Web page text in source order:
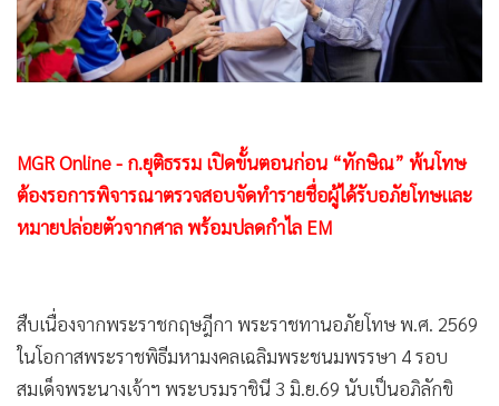
• MGR Live
• Infographic
• การเมือง
• กีฬา
• ต่างประเทศ
• Special Scoop
• ชุมชน-คุณภาพชีวิต
• อาชญากรรม
• Motoring
MGR Online - ก.ยุติธรรม เปิดขั้นตอนก่อน “ทักษิณ” พ้นโทษ
ต้องรอการพิจารณาตรวจสอบจัดทำรายชื่อผู้ได้รับอภัยโทษและ
หมายปล่อยตัวจากศาล พร้อมปลดกำไล EM
สืบเนื่องจากพระราชกฤษฎีกา พระราชทานอภัยโทษ พ.ศ. 2569
ในโอกาสพระราชพิธีมหามงคลเฉลิมพระชนมพรรษา 4 รอบ
สมเด็จพระนางเจ้าฯ พระบรมราชินี 3 มิ.ย.69 นับเป็นอภิลักขิ